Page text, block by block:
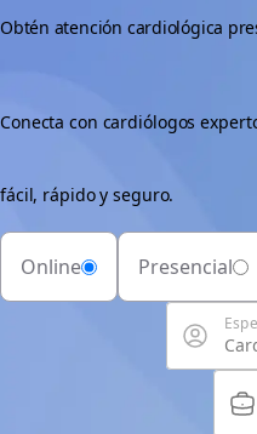
Obtén atención cardiológica
Conecta con cardiólogos
fácil, rápido y seguro.
Online Presencial